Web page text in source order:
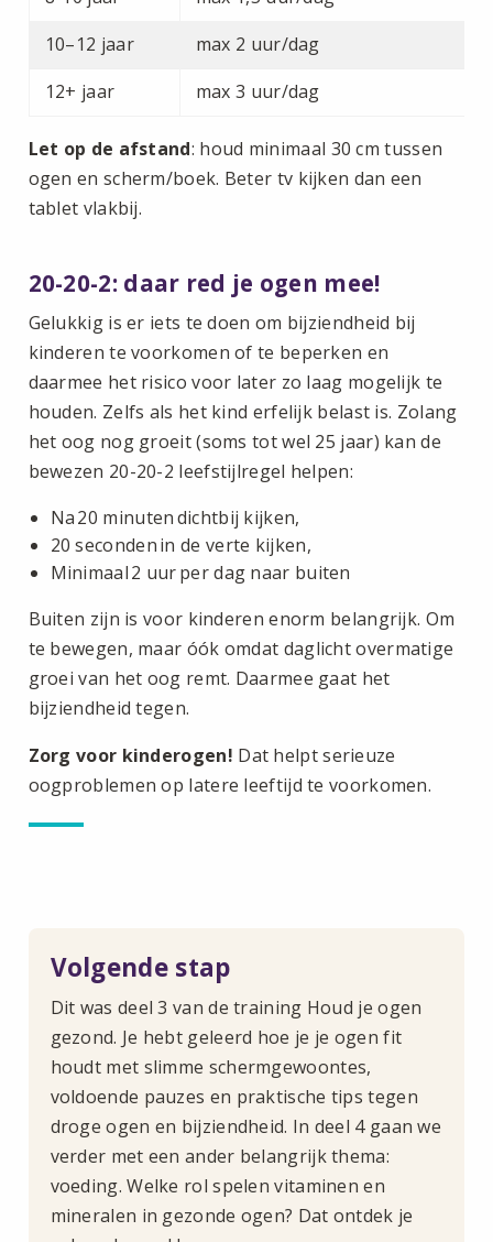
10–12 jaar
max 2 uur/dag
12+ jaar
max 3 uur/dag
Let op de afstand: houd minimaal 30 cm tussen
ogen en scherm/boek. Beter tv kijken dan een
tablet vlakbij.
20-20-2: daar red je ogen mee!
Gelukkig is er iets te doen om bijziendheid bij
kinderen te voorkomen of te beperken en
daarmee het risico voor later zo laag mogelijk te
houden. Zelfs als het kind erfelijk belast is. Zolang
het oog nog groeit (soms tot wel 25 jaar) kan de
bewezen 20-20-2 leefstijlregel helpen:
Na 20 minuten dichtbij kijken,
20 seconden in de verte kijken,
Minimaal 2 uur per dag naar buiten
Buiten zijn is voor kinderen enorm belangrijk. Om
te bewegen, maar óók omdat daglicht overmatige
groei van het oog remt. Daarmee gaat het
bijziendheid tegen.
Zorg voor kinderogen! Dat helpt serieuze
oogproblemen op latere leeftijd te voorkomen.
Volgende stap
Dit was deel 3 van de training Houd je ogen
gezond. Je hebt geleerd hoe je je ogen fit
houdt met slimme schermgewoontes,
voldoende pauzes en praktische tips tegen
droge ogen en bijziendheid. In deel 4 gaan we
verder met een ander belangrijk thema:
voeding. Welke rol spelen vitaminen en
mineralen in gezonde ogen? Dat ontdek je